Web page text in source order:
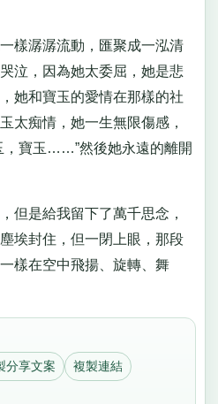
潺潺流動，匯聚成一泓清
泣，因為她太委屈，她是悲
她和寶玉的愛情在那樣的社
太痴情，她一生無限傷感，
，寶玉……”然後她永遠的離開
是給我留下了萬千思念，
埃封住，但一閉上眼，那段
樣在空中飛揚、旋轉、舞
分享文案 複製連結